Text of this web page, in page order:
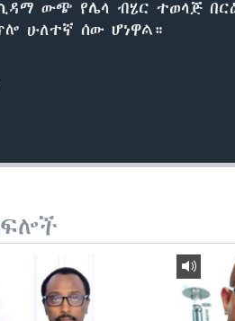
ውጭ የሌላ ብሄር ተወላጅ
ሁለተኛ ሰው ሆነዋል።